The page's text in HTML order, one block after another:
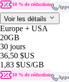
10 % de réduction
Voir les détails
Europe + USA
20GB
30 jours
36,50 $US
1,83 $US/GB
10 % de réduction